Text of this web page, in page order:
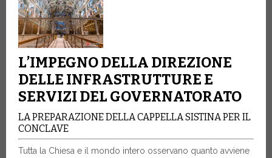
L’IMPEGNO DELLA DIREZIONE
DELLE INFRASTRUTTURE E
SERVIZI DEL GOVERNATORATO
LA PREPARAZIONE DELLA CAPPELLA SISTINA PER IL
CONCLAVE
Tutta la Chiesa e il mondo intero osservano quanto avviene